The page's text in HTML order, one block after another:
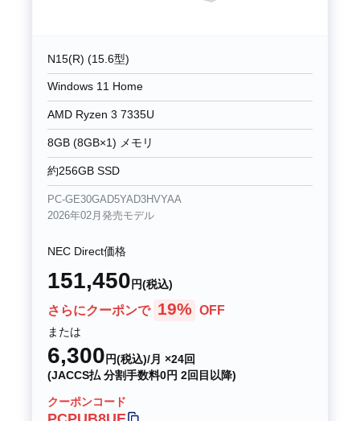
N15(R) (15.6型)
Windows 11 Home
AMD Ryzen 3 7335U
8GB (8GB×1) メモリ
約256GB SSD
PC-GE30GAD5YAD3HVYAA
2026年02月発売モデル
NEC Direct価格
151,450 円(税込)
さらにクーポンで 19% OFF
または
6,300 円(税込)/月 ×24回
(JACCS払 分割手数料0円 2回目以降)
クーポンコード